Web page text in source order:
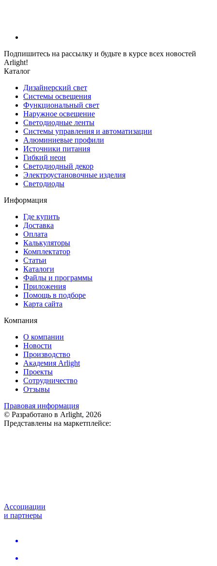
Подпишитесь на рассылку и будьте в курсе всех новостей
Arlight!
Каталог
Дизайнерский свет
Системы освещения
Функциональный свет
Наружное освещение
Светодиодные ленты
Системы управления и автоматизации
Алюминиевые профили
Источники питания
Гибкий неон
Светодиодный декор
Электроустановочные изделия
Светодиоды
Информация
Где купить
Доставка
Оплата
Калькуляторы
Комплектатор
Статьи
Каталоги
Файлы и программы
Приложения
Помощь в подборе
Карта сайта
Компания
О компании
Новости
Производство
Академия Arlight
Проекты
Сотрудничество
Отзывы
Правовая информация
© Разработано в Arlight, 2026
Представлены на маркетплейсе:
Ассоциации
и партнеры